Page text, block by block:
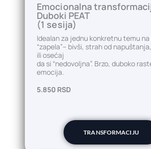
Emocionalna
Duboki PEAT
(1 sesija)
Idealan za jednu konkretnu temu na
“zapela”– bivši, strah od
ili osećaj
da si “nedovoljna”. Brzo, duboko
emocija.
5.850 RSD
TRANSFORMACIJU